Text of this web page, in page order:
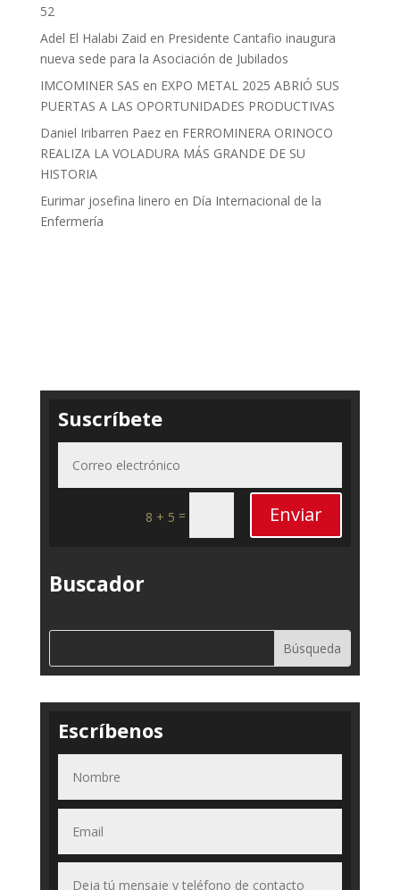
52
Adel El Halabi Zaid en Presidente Cantafio inaugura
nueva sede para la Asociación de Jubilados
IMCOMINER SAS en EXPO METAL 2025 ABRIÓ SUS
PUERTAS A LAS OPORTUNIDADES PRODUCTIVAS
Daniel Iribarren Paezen FERROMINERA ORINOCO
REALIZA LA VOLADURA MÁS GRANDE DE SU
HISTORIA
Eurimar josefina linero en Día Internacional de la
Enfermería
Suscríbete
8 + 5 = Enviar
Buscador
Escríbenos